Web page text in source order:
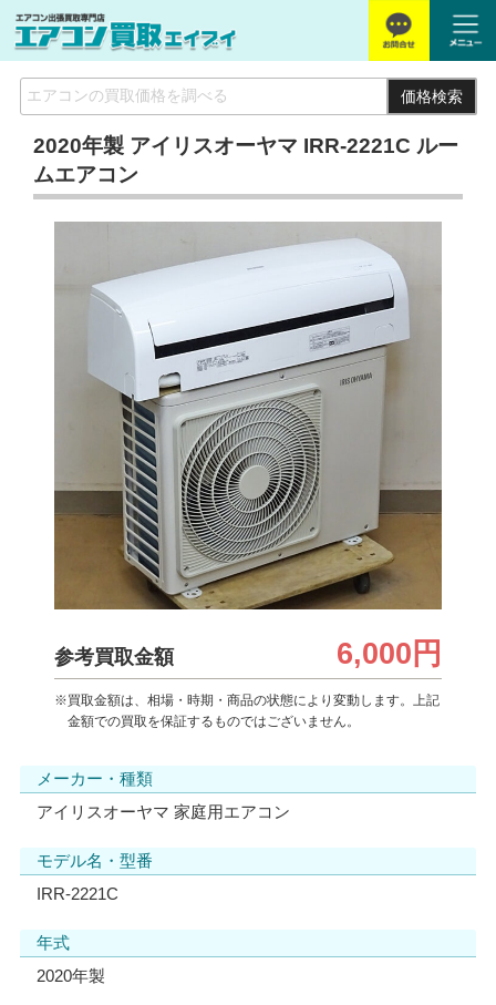
価格検索
2020年製 アイリスオーヤマ IRR-2221C ルー
ムエアコン
参考買取金額 6,000円
※買取金額は、相場・時期・商品の状態により変動します。上記
金額での買取を保証するものではございません。
メーカー・種類
アイリスオーヤマ 家庭用エアコン
モデル名・型番
IRR-2221C
年式
2020年製